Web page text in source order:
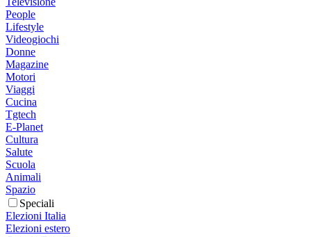
People
Lifestyle
Videogiochi
Donne
Magazine
Motori
Viaggi
Cucina
Tgtech
E-Planet
Cultura
Salute
Scuola
Animali
Spazio
Speciali
Elezioni Italia
Elezioni estero